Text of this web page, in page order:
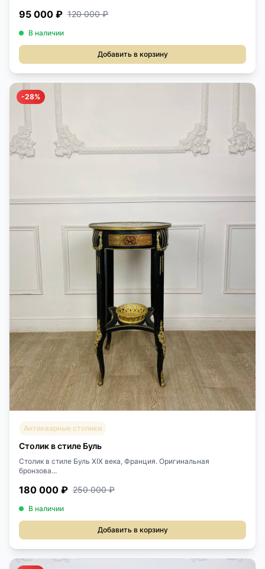
95 000 ₽ 120 000 ₽
В наличии
Добавить в корзину
-28%
Антикварные столики
Столик в стиле Буль
Столик в стиле Буль XIX века, Франция. Оригинальная
бронзова...
180 000 ₽ 250 000 ₽
В наличии
Добавить в корзину